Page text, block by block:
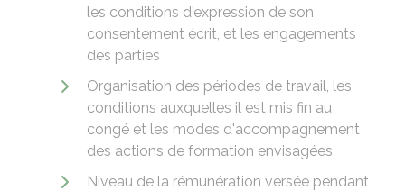
les conditions d'expression de son
consentement écrit, et les engagements
des parties
Organisation des périodes de travail, les
conditions auxquelles il est mis fin au
congé et les modes d'accompagnement
des actions de formation envisagées
Niveau de la rémunération versée pendant